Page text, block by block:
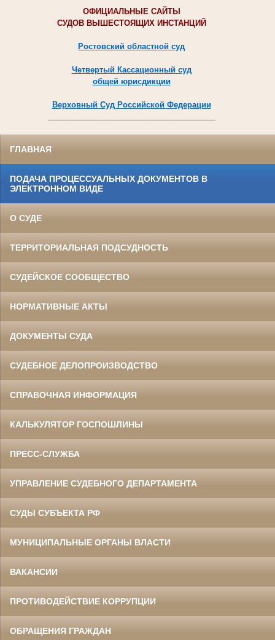
ОФИЦИАЛЬНЫЕ САЙТЫ
СУДОВ ВЫШЕСТОЯЩИХ ИНСТАНЦИЙ
Ростовский областной суд
Четвертый Кассационный суд
общей юрисдикции
Верховный Суд Российской Федерации
ГЛАВНАЯ
ПОДАЧА ПРОЦЕССУАЛЬНЫХ ДОКУМЕНТОВ В
ЭЛЕКТРОННОМ ВИДЕ
О СУДЕ
ТЕРРИТОРИАЛЬНАЯ ПОДСУДНОСТЬ
СУДЕЙСКОЕ СООБЩЕСТВО
НОРМАТИВНЫЕ АКТЫ
ДОКУМЕНТЫ СУДА
СУДЕБНОЕ ДЕЛОПРОИЗВОДСТВО
СПРАВОЧНАЯ ИНФОРМАЦИЯ
КАЛЬКУЛЯТОР ГОСПОШЛИНЫ
ПРЕСС-СЛУЖБА
УПРАВЛЕНИЕ СУДЕБНОГО ДЕПАРТАМЕНТА
СУДЫ СУБЪЕКТА РФ
МУНИЦИПАЛЬНЫЕ ОРГАНЫ ВЛАСТИ
ВАКАНСИИ
ПРОТИВОДЕЙСТВИЕ КОРРУПЦИИ
ОБРАЩЕНИЯ ГРАЖДАН